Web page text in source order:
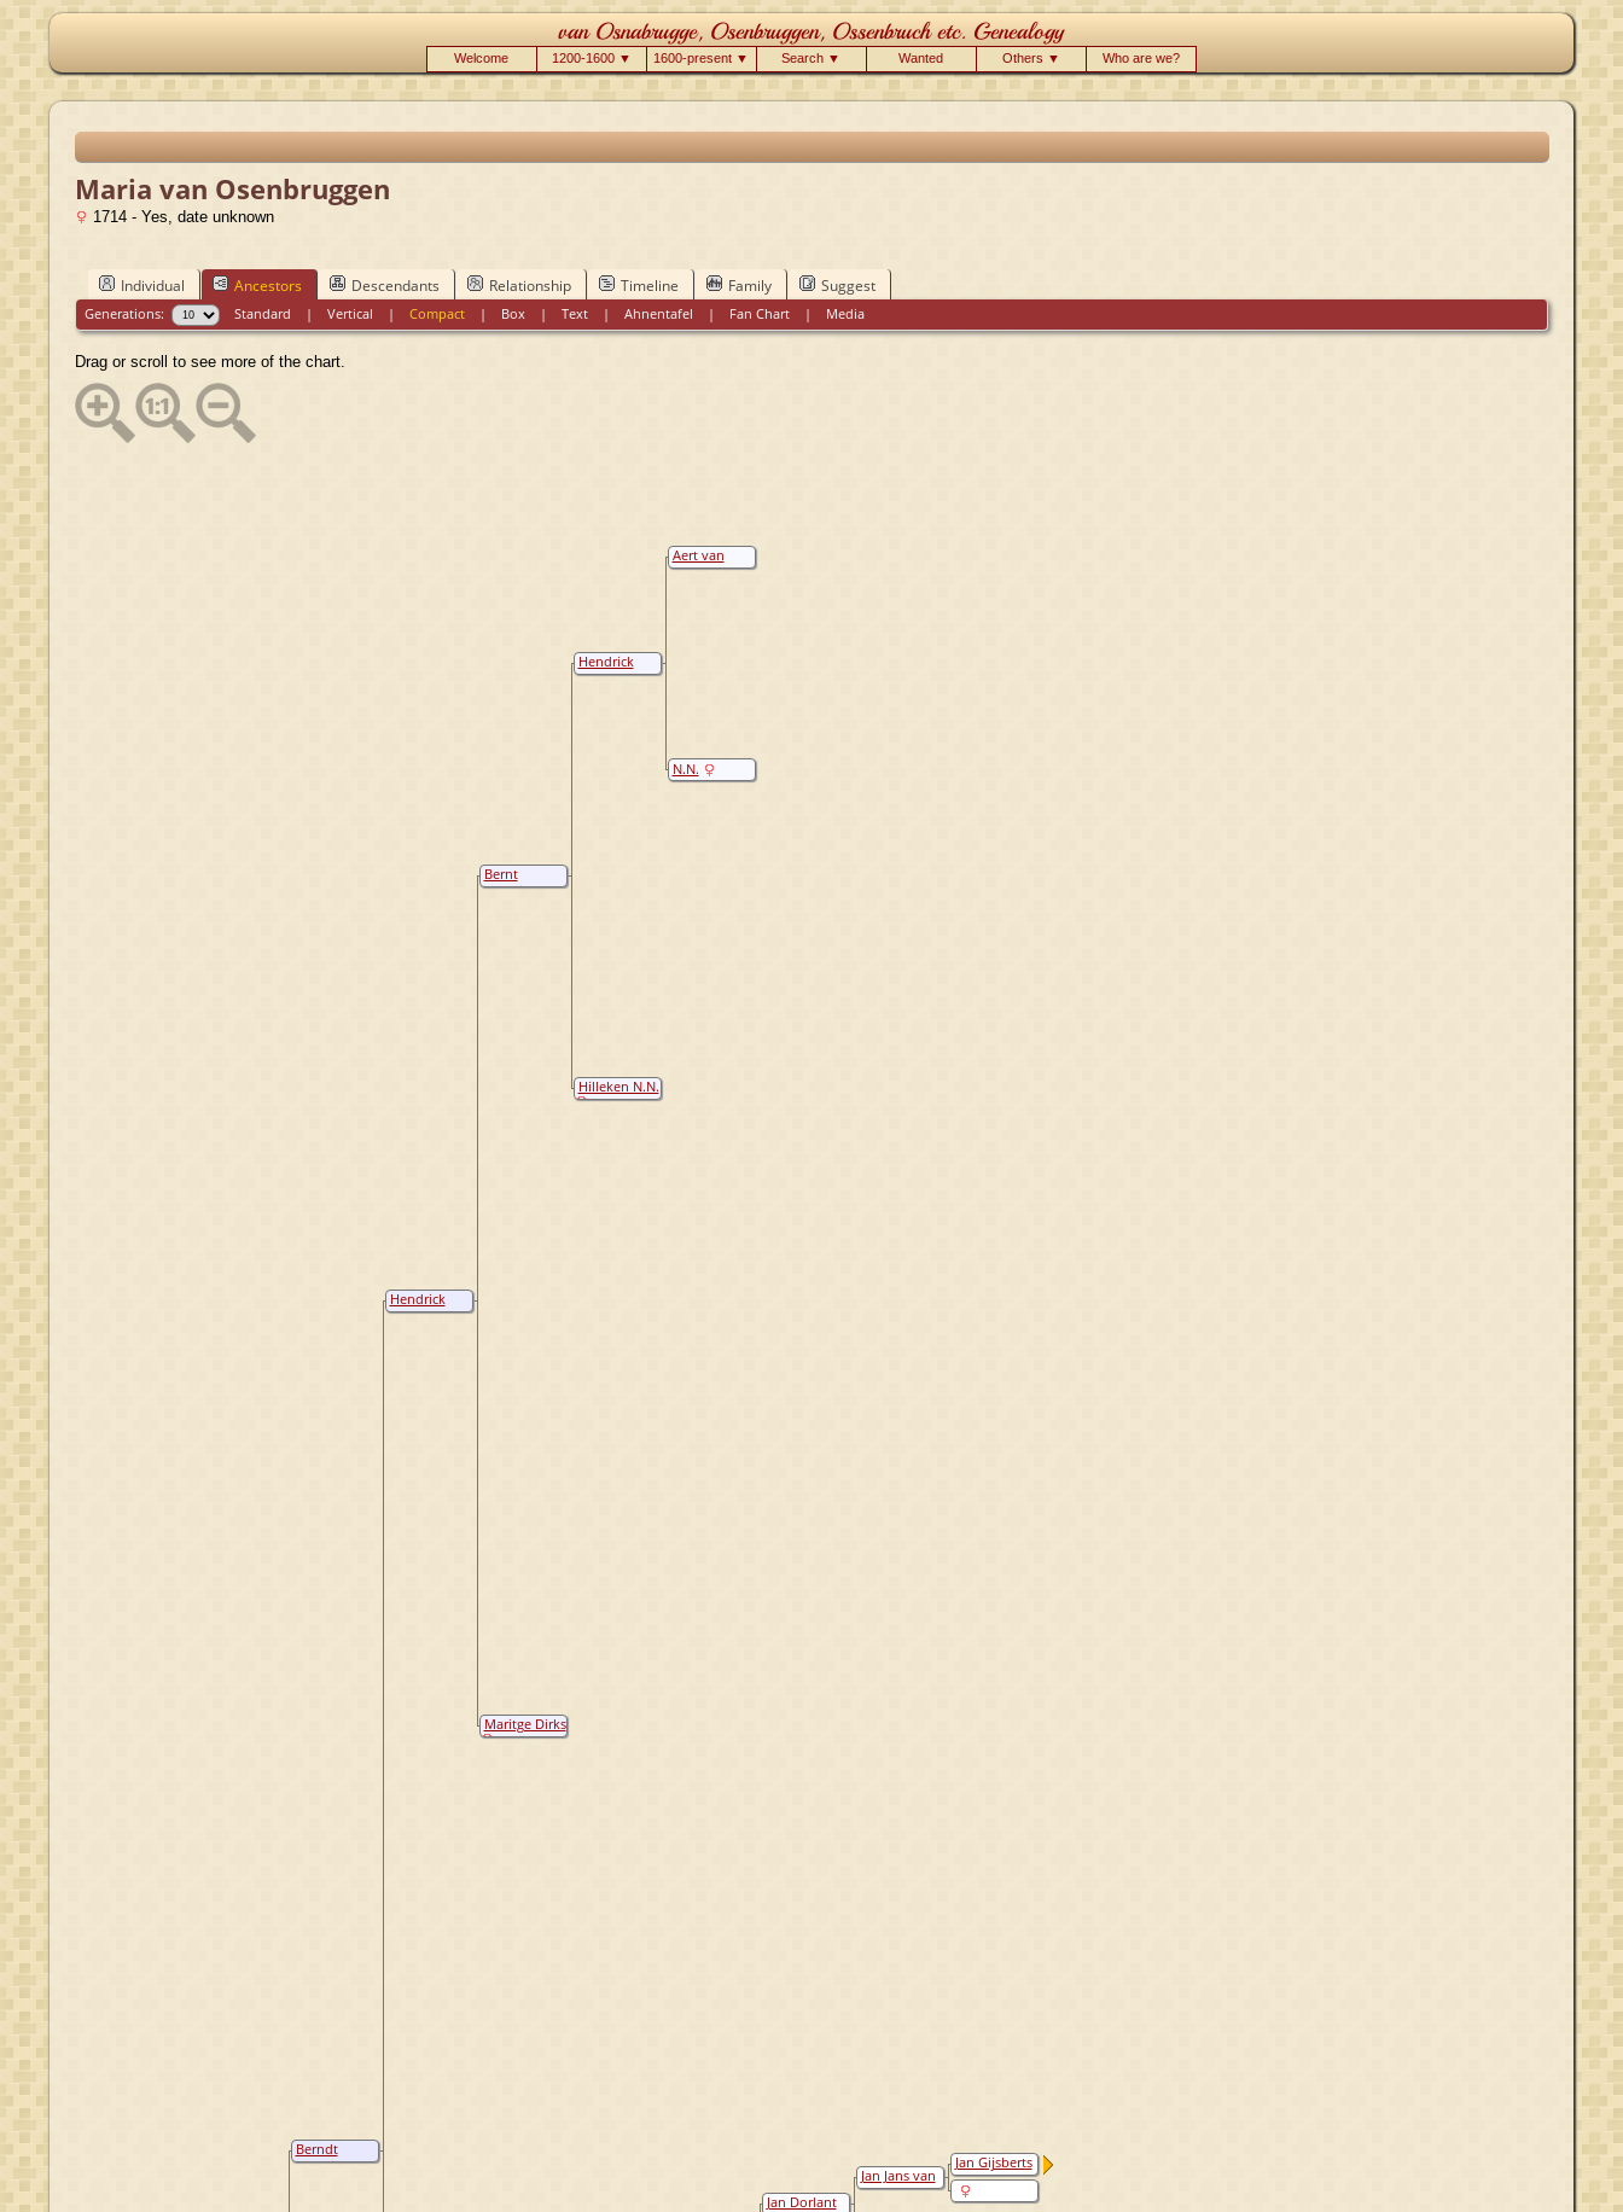
Welcome 1200-1600 ▼ 1600-present ▼ Search ▼ Wanted Others ▼ Who are we?
Maria van Osenbruggen
1714 - Yes, date unknown
Individual Ancestors Descendants Relationship Timeline Family Suggest
Generations: Standard |Vertical |Compact | Box |Text |Ahnentafel | Fan Chart | Media
Drag or scroll to see more of the chart.
Berndt
Hendrickse
Hendrick
Berends van
Bernt
Hendrickszn
Hendrick
Aertsen van
Aert van
Osenbruggen
N.N.
Hilleken N.N.
Maritge Dirks
Jan Dorlant
Jan Jans van
Dorlandt
Jan Gijsberts
van Dorlandt